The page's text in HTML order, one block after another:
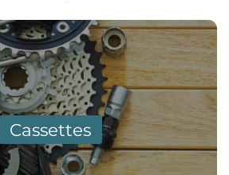
Cassettes